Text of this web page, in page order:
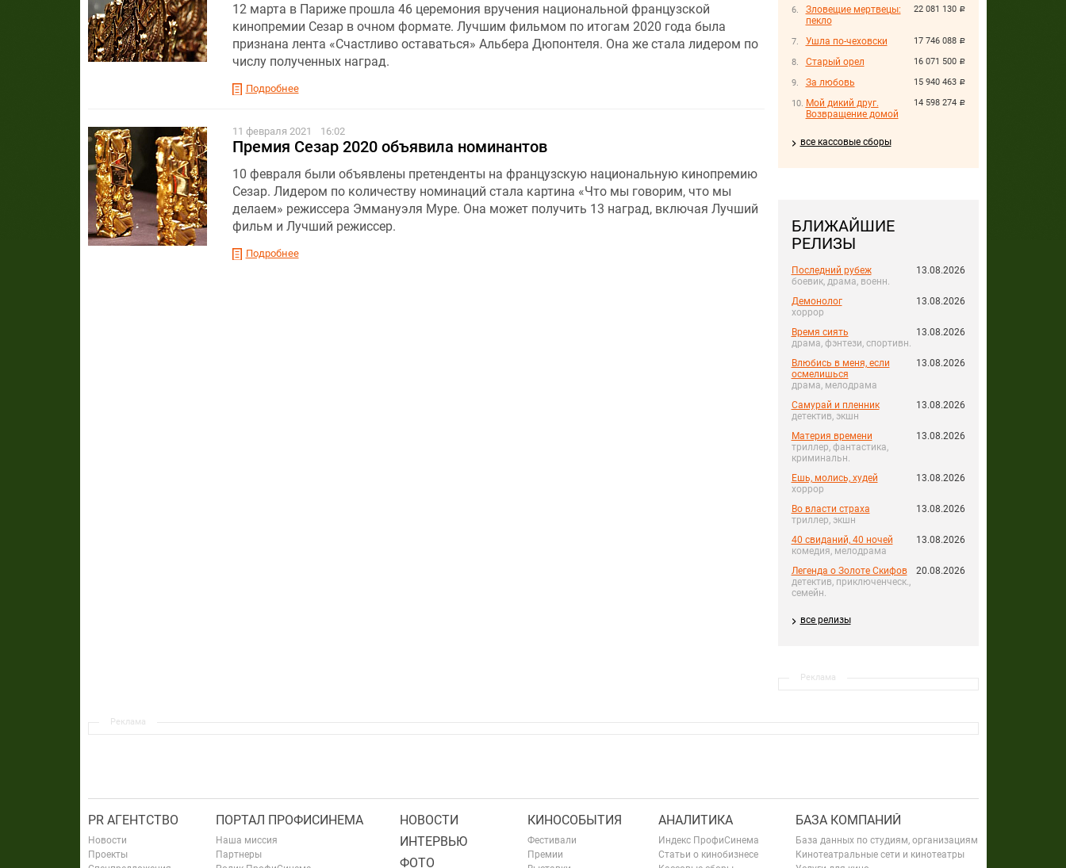
22 081 130 руб.
Зловещие мертвецы:
пекло
17 746 088 руб.
Ушла по-чеховски
16 071 500 руб.
Старый орел
15 940 463 руб.
За любовь
14 598 274 руб.
Мой дикий друг.
Возвращение домой
все кассовые сборы
БЛИЖАЙШИЕ
РЕЛИЗЫ
Последний рубеж
боевик, драма, военн.
13.08.2026
Демонолог
хоррор
13.08.2026
Время сиять
драма, фэнтези, спортивн.
13.08.2026
Влюбись в меня, если
осмелишься
драма, мелодрама
13.08.2026
Самурай и пленник
детектив, экшн
13.08.2026
Материя времени
триллер, фантастика,
криминальн.
13.08.2026
Ешь, молись, худей
хоррор
13.08.2026
Во власти страха
триллер, экшн
13.08.2026
40 свиданий, 40 ночей
комедия, мелодрама
13.08.2026
Легенда о Золоте Скифов
детектив, приключенческ.,
семейн.
20.08.2026
все релизы
Реклама
12 марта в Париже прошла 46 церемония вручения национальной французской
кинопремии Сезар в очном формате. Лучшим фильмом по итогам 2020 года была
признана лента «Счастливо оставаться» Альбера Дюпонтеля. Она же стала лидером по
числу полученных наград.
Подробнее
11 февраля 2021 16:02
Премия Сезар 2020 объявила номинантов
10 февраля были объявлены претенденты на французскую национальную кинопремию
Сезар. Лидером по количеству номинаций стала картина «Что мы говорим, что мы
делаем» режиссера Эммануэля Муре. Она может получить 13 наград, включая Лучший
фильм и Лучший режиссер.
Подробнее
Реклама
PR АГЕНТСТВО
Новости
Проекты
ПОРТАЛ ПРОФИСИНЕМА
Наша миссия
Партнеры
НОВОСТИ
ИНТЕРВЬЮ
ФОТО
КИНОСОБЫТИЯ
Фестивали
Премии
АНАЛИТИКА
Индекс ПрофиСинема
Статьи о кинобизнесе
БАЗА КОМПАНИЙ
База данных по студиям, организациям
Кинотеатральные сети и кинотеатры